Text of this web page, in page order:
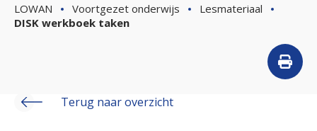
LOWAN Voortgezet onderwijs
Lesmateriaal
DISK werkboek taken
Terug naar overzicht